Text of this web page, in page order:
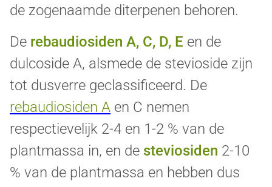
de zogenaamde diterpenen behoren.
De rebaudiosiden A, C, D, E en de
dulcoside A, alsmede de stevioside zijn
tot dusverre geclassificeerd. De
rebaudiosiden A en C nemen
respectievelijk 2-4 en 1-2 % van de
plantmassa in, en de steviosiden 2-10
% van de plantmassa en hebben dus